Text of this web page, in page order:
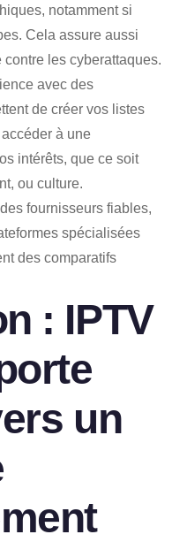
notamment si
Cela assure aussi
les cyberattaques.
avec des
de créer vos listes
à une
intérêts, que ce soit
ou culture.
fournisseurs fiables,
spécialisées
des comparatifs
: IPTV
un